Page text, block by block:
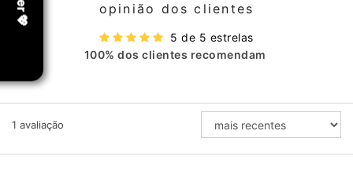
opinião dos clientes
5 de 5 estrelas
100% dos clientes recomendam
1 avaliação
ORDENAR
AVALIAÇÕES